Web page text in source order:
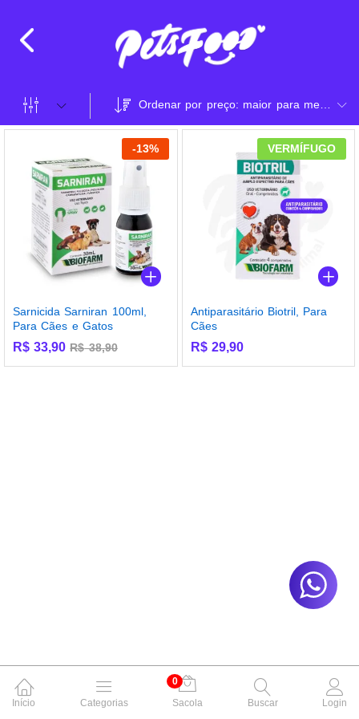
-13%
Sarnicida Sarniran 100ml,
Para Cães e Gatos
R$ 33,90 R$38,90
VERMÍFUGO
Antiparasitário Biotril, Para
Cães
R$29,90
Início Categorias
0
Sacola
Buscar Login